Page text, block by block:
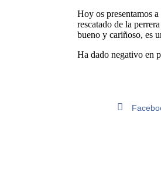
Hoy os presentamos
rescatado de la
bueno y cariñoso, es
Ha dado negativo en